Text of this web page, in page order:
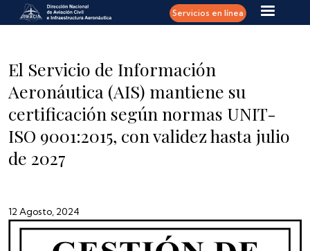
Pasar al contenido principal Servicios en línea
El Servicio de Información
Aeronáutica (AIS) mantiene su
certificación según normas UNIT-
ISO 9001:2015, con validez hasta julio
de 2027
12 Agosto, 2024